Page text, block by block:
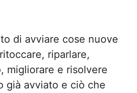
di avviare cose nuove
riparlare,
migliorare e risolvere
già avviato e ciò che